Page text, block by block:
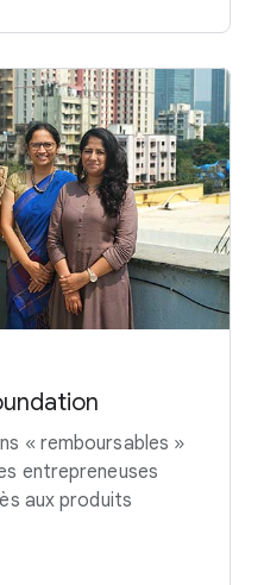
« remboursables »
entrepreneuses
aux produits